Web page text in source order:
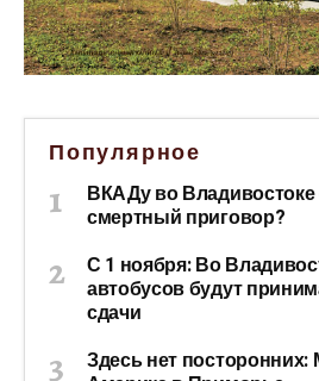
Популярное
ВКАДу во
смертный приговор?
С 1 ноября: Во
автобусов будут
сдачи
Здесь нет посторонних: